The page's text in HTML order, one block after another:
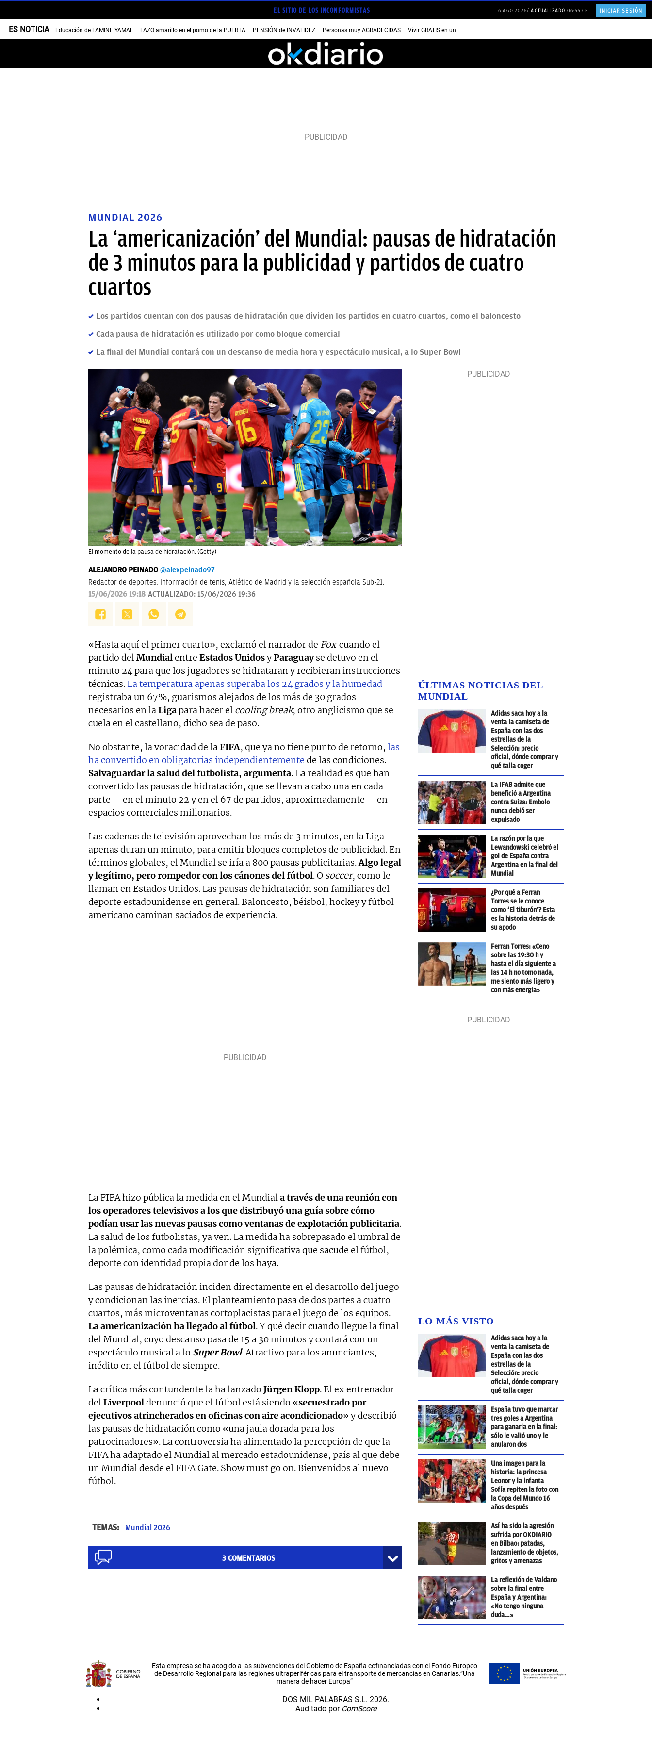
EL SITIO DE LOS INCONFORMISTAS 6 AGO 2026 ACTUALIZADO 06:55CET INICIAR SESIÓN
ES NOTICIA Educación de LAMINE YAMAL LAZO amarillo en el pomo de la PUERTA PENSIÓN de INVALIDEZ Personas muy AGRADECIDAS Vivir GRATIS en una ISLA en GRECIA
MUNDIAL 2026
La ‘americanización’ del Mundial: pausas de hidratación
de 3 minutos para la publicidad y partidos de cuatro
cuartos
Los partidos cuentan con dos pausas de hidratación que dividen los partidos en cuatro cuartos, como el baloncesto
Cada pausa de hidratación es utilizado por como bloque comercial
La final del Mundial contará con un descanso de media hora y espectáculo musical, a lo Super Bowl
El momento de la pausa de hidratación. (Getty)
ALEJANDRO PEINADO @alexpeinado97
Redactor de deportes. Información de tenis, Atlético de Madrid y la selección española Sub-21.
15/06/2026 19:18 ACTUALIZADO: 15/06/2026 19:36
«Hasta aquí el primer cuarto», exclamó el narrador de Foxcuando el
partido delMundialentre EstadosUnidosyParaguayse detuvo en el
minuto 24 para que los jugadores se hidrataran y recibieran instrucciones
técnicas. La temperatura apenas superaba los 24 grados y la humedad
registraba un 67%, guarismos alejados de los más de 30 grados
necesarios en laLigapara hacer el cooling break, otro anglicismo que se
cuela en el castellano, dicho sea de paso.
No obstante, la voracidad de laFIFA, que ya no tiene punto de retorno, las
ha convertido en obligatorias independientemente de las condiciones.
Salvaguardar la salud del futbolista, argumenta. La realidad es que han
convertido las pausas de hidratación, que se llevan a cabo una en cada
parte —en el minuto 22 y en el 67 de partidos, aproximadamente— en
espacios comerciales millonarios.
Las cadenas de televisión aprovechan los más de 3 minutos, en la Liga
apenas duran un minuto, para emitir bloques completos de publicidad. En
términos globales, el Mundial se iría a 800 pausas publicitarias.Algo legal
y legítimo, pero rompedor con los cánones del fútbol. O soccer, como le
llaman en Estados Unidos. Las pausas de hidratación son familiares del
deporte estadounidense en general. Baloncesto, béisbol, hockey y fútbol
americano caminan saciados de experiencia.
La FIFA hizo pública la medida en el Mundiala través de una reunión con
los operadores televisivos a los que distribuyó una guía sobre cómo
podían usar las nuevas pausas como ventanas de explotación publicitaria.
La salud de los futbolistas, ya ven. La medida ha sobrepasado el umbral de
la polémica, como cada modificación significativa que sacude el fútbol,
deporte con identidad propia donde los haya.
Las pausas de hidratación inciden directamente en el desarrollo del juego
y condicionan las inercias. El planteamiento pasa de dos partes a cuatro
cuartos, más microventanas cortoplacistas para el juego de los equipos.
La americanización ha llegado al fútbol. Y qué decir cuando llegue la final
del Mundial, cuyo descanso pasa de 15 a 30 minutos y contará con un
espectáculo musical a lo Super Bowl. Atractivo para los anunciantes,
inédito en el fútbol de siempre.
La crítica más contundente la ha lanzado JürgenKlopp. El ex entrenador
delLiverpooldenunció que el fútbol está siendo «secuestrado por
ejecutivos atrincherados en oficinas con aire acondicionado» y describió
las pausas de hidratación como «una jaula dorada para los
patrocinadores». La controversia ha alimentado la percepción de que la
FIFA ha adaptado el Mundial al mercado estadounidense, país al que debe
un Mundial desde el FIFA Gate. Show must go on. Bienvenidos al nuevo
fútbol.
TEMAS: Mundial 2026
3 COMENTARIOS
ÚLTIMAS NOTICIAS DEL
MUNDIAL
Adidas saca hoy a la
venta la camiseta de
España con las dos
estrellas de la
Selección: precio
oficial, dónde comprar y
qué talla coger
La IFAB admite que
benefició a Argentina
contra Suiza: Embolo
nunca debió ser
expulsado
La razón por la que
Lewandowski celebró el
gol de España contra
Argentina en la final del
Mundial
¿Por qué a Ferran
Torres se le conoce
como ‘El tiburón’? Esta
es la historia detrás de
su apodo
Ferran Torres: «Ceno
sobre las 19:30 h y
hasta el día siguiente a
las 14 h no tomo nada,
me siento más ligero y
con más energía»
LO MÁS VISTO
Adidas saca hoy a la
venta la camiseta de
España con las dos
estrellas de la
Selección: precio
oficial, dónde comprar y
qué talla coger
España tuvo que marcar
tres goles a Argentina
para ganarla en la final:
sólo le valió uno y le
anularon dos
Una imagen para la
historia: la princesa
Leonor y la infanta
Sofía repiten la foto con
la Copa del Mundo 16
años después
Así ha sido la agresión
sufrida por OKDIARIO
en Bilbao: patadas,
lanzamiento de objetos,
gritos y amenazas
La reflexión de Valdano
sobre la final entre
España y Argentina:
«No tengo ninguna
duda…»
Esta empresa se ha acogido a las subvenciones del Gobierno de España cofinanciadas con el Fondo Europeo
de Desarrollo Regional para las regiones ultraperiféricas para el transporte de mercancías en Canarias.”Una
manera de hacer Europa”
DOS MIL PALABRAS S.L. 2026.
Auditado por ComScore